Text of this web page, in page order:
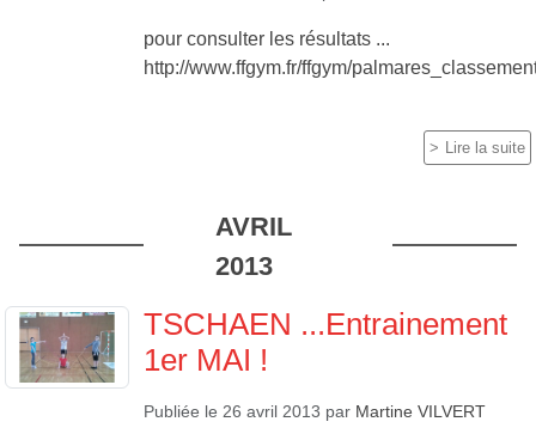
pour consulter les résultats ...
http://www.ffgym.fr/ffgym/
Lire la suite
AVRIL
2013
TSCHAEN ...Entrainement
1er MAI !
Publiée le 26 avril 2013 par Martine VILVERT